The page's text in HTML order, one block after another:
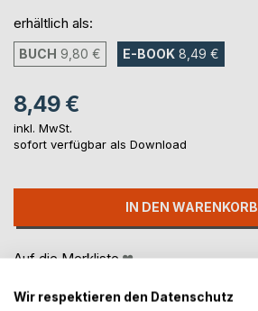
erhältlich als:
BUCH 9,80 € E-BOOK 8,49 €
8,49 €
inkl. MwSt.
sofort verfügbar als Download
IN DEN WARENKORB
Auf die Merkliste
Wir respektieren den Datenschutz